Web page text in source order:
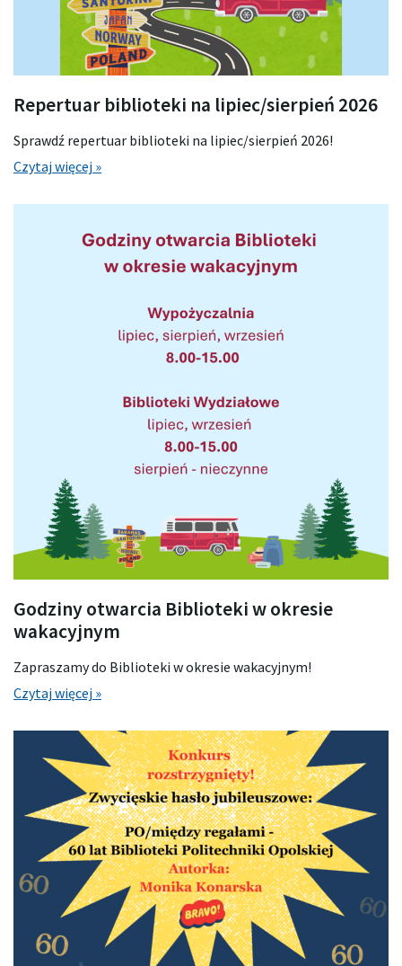
Repertuar biblioteki na lipiec/sierpień 2026
Sprawdź repertuar biblioteki na lipiec/sierpień 2026!
Czytaj więcej »
Godziny otwarcia Biblioteki w okresie
wakacyjnym
Zapraszamy do Biblioteki w okresie wakacyjnym!
Czytaj więcej »